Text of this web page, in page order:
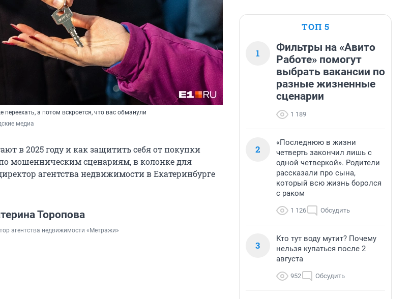
а потом вскроется, что вас обманули
медиа
в 2025 году и как защитить себя от покупки
мошенническим сценариям, в колонке для
агентства недвижимости в Екатеринбурге
Торопова
агентства недвижимости «Метражи»
ТОП 5
1
Фильтры на «Авито
Работе» помогут
выбрать вакансии по
разные жизненные
сценарии
1 189
2
«Последнюю в жизни
четверть закончил лишь с
одной четверкой». Родители
рассказали про сына,
который всю жизнь боролся
с раком
1 126 Обсудить
3
Кто тут воду мутит? Почему
нельзя купаться после 2
августа
952 Обсудить